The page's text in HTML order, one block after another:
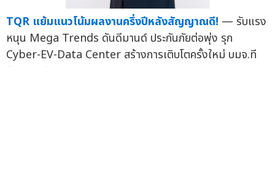
TQR แย้มแนวโน้มผลงานครึ่งปีหลังสัญญาณดี! — รับแรง
หนุน Mega Trends ดันดีมานด์ ประกันภัยต่อพุ่ง รุก
Cyber-EV-Data Center สร้างการเติบโตครั้งใหม่ บมจ.ที